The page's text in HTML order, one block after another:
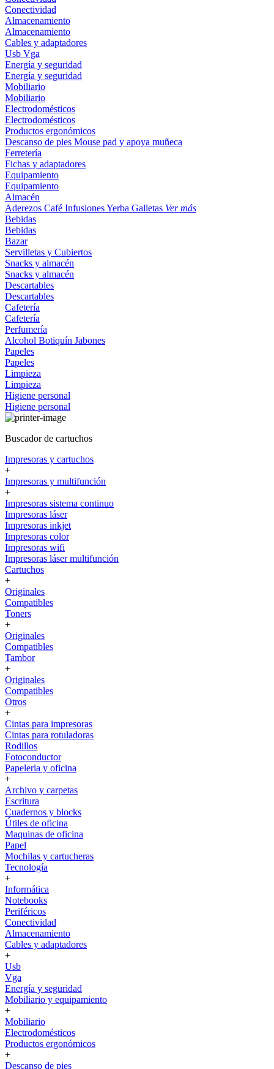
Conectividad
Almacenamiento
Almacenamiento
Cables y adaptadores
Usb Vga
Energía y seguridad
Energía y seguridad
Mobiliario
Mobiliario
Electrodomésticos
Electrodomésticos
Productos ergonómicos
Descanso de pies Mouse pad y apoya muñeca
Ferretería
Fichas y adaptadores
Equipamiento
Equipamiento
Almacén
Aderezos Café InfusionesYerba Galletas Ver más
Bebidas
Bebidas
Bazar
Servilletas y Cubiertos
Snacks y almacén
Snacks y almacén
Descartables
Descartables
Cafetería
Cafetería
Perfumería
Alcohol Botiquín Jabones
Papeles
Papeles
Limpieza
Limpieza
Higiene personal
Higiene personal
Buscador de cartuchos
Impresoras y cartuchos
+
Impresoras y multifunción
+
Impresoras sistema continuo
Impresoras láser
Impresoras inkjet
Impresoras color
Impresoras wifi
Impresoras láser multifunción
Cartuchos
+
Originales
Compatibles
Toners
+
Originales
Compatibles
Tambor
+
Originales
Compatibles
Otros
+
Cintas para impresoras
Cintas para rotuladoras
Rodillos
Fotoconductor
Papeleria y oficina
+
Archivo y carpetas
Escritura
Cuadernos y blocks
Útiles de oficina
Maquinas de oficina
Papel
Mochilas y cartucheras
Tecnología
+
Informática
Notebooks
Periféricos
Conectividad
Almacenamiento
Cables y adaptadores
+
Usb
Vga
Energía y seguridad
Mobiliario y equipamiento
+
Mobiliario
Electrodomésticos
Productos ergonómicos
+
Descanso de pies